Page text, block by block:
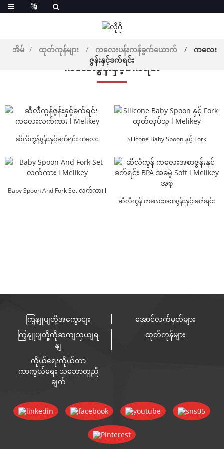
အိမ် ထုတ်ကုန်များ ကလေးပန်းကန်ခွက်ယောက်
ကလေး
ဇွန်းနှင့်ခက်ရင်း
ကလေးဇွန်းနှင့်ခက်ရင်း
ဆီလီကွန်ဇွန်းနှင့်ခက်ရင်း ကလေး
Silicone Baby Spoon နှင့် Fork
Baby Spoon And Fork Set လက်ကား l
ဆီလီကွန် ကလေးအစာဇွန်းနှင့် ခက်ရင်း
ကြှနျုပျတို့အကွောငျး
အောင်လက်မှတ်များ
ကြှနျုပျတို့ကိုဆကျသှယျရ
နျ
ထုတ်ကုန်များ
ကိုယ်ရေးကိုယ်တာ
ကာကွယ်ရေး သဘောတူညီ
ချက်